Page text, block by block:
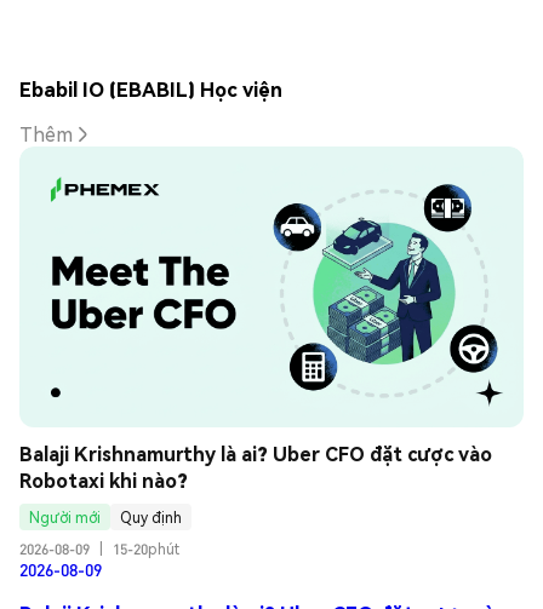
Ebabil IO (EBABIL) Học viện
Thêm
Balaji Krishnamurthy là ai? Uber CFO đặt cược vào
Robotaxi khi nào?
Người mới
Quy định
2026-08-09
15-20phút
2026-08-09